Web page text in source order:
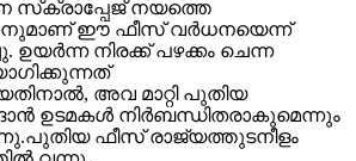
സ്‌ക്രാപ്പേജ് നയത്തെ
ഈ ഫീസ് വര്‍ധനയെന്ന്
ഉയര്‍ന്ന നിരക്ക് പഴക്കം ചെന്ന
അവ മാറ്റി പുതിയ
ഉടമകള്‍ നിര്‍ബന്ധിതരാകുമെന്നും
ഫീസ് രാജ്യത്തുടനീളം